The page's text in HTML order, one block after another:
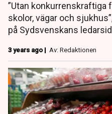
”Utan konkurrenskraftiga
skolor, vägar och
på Sydsvenskans
3 years ago | Av: Redaktionen